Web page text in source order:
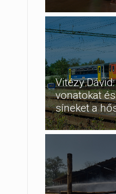
Vitézy
vonatokat
síneket a